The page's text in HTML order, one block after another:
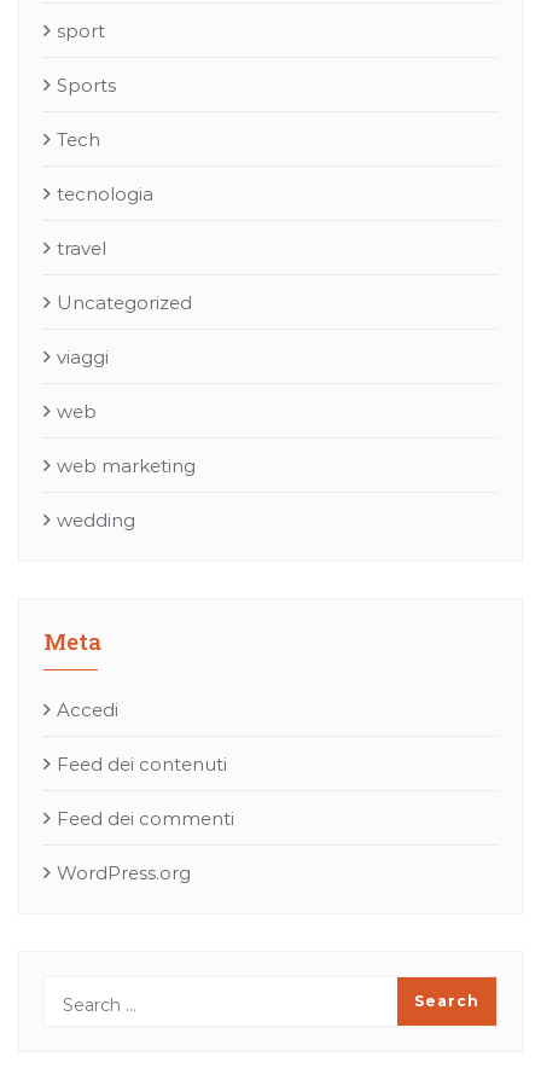
sport
Sports
Tech
tecnologia
travel
Uncategorized
viaggi
web
web marketing
wedding
Meta
Accedi
Feed dei contenuti
Feed dei commenti
WordPress.org